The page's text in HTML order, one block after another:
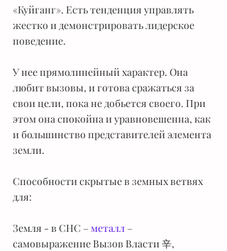
«Куйганг». Есть тенденция управлять
жестко и демонстрировать лидерское
поведение.
У нее прямолинейный характер. Она
любит вызовы, и готова сражаться за
свои цели, пока не добьется своего. При
этом она спокойна и уравновешенна, как
и большинство представителей элемента
земли.
Способности скрытые в земных ветвях
для:
Земля - в СНС – металл –
самовыражение Вызов Власти 辛,